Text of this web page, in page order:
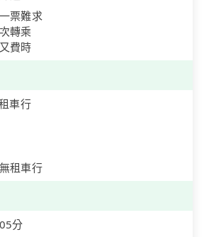
票難求
轉乘
費時
車行
租車行
分